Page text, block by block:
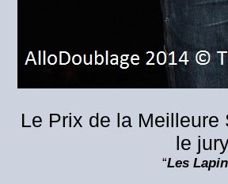
Le Prix de la Meilleure
le
“Les